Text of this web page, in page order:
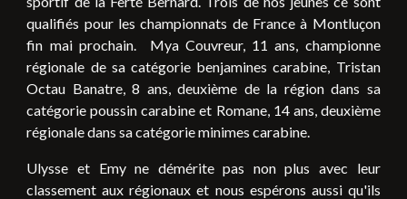
qualifiés pour les championnats de France à Montluçon
fin mai prochain. Mya Couvreur, 11 ans, championne
régionale de sa catégorie benjamines carabine, Tristan
Octau Banatre, 8 ans, deuxième de la région dans sa
catégorie poussin carabine et Romane, 14 ans, deuxième
régionale dans sa catégorie minimes carabine.
Ulysse et Emy ne démérite pas non plus avec leur
classement aux régionaux et nous espérons aussi qu'ils